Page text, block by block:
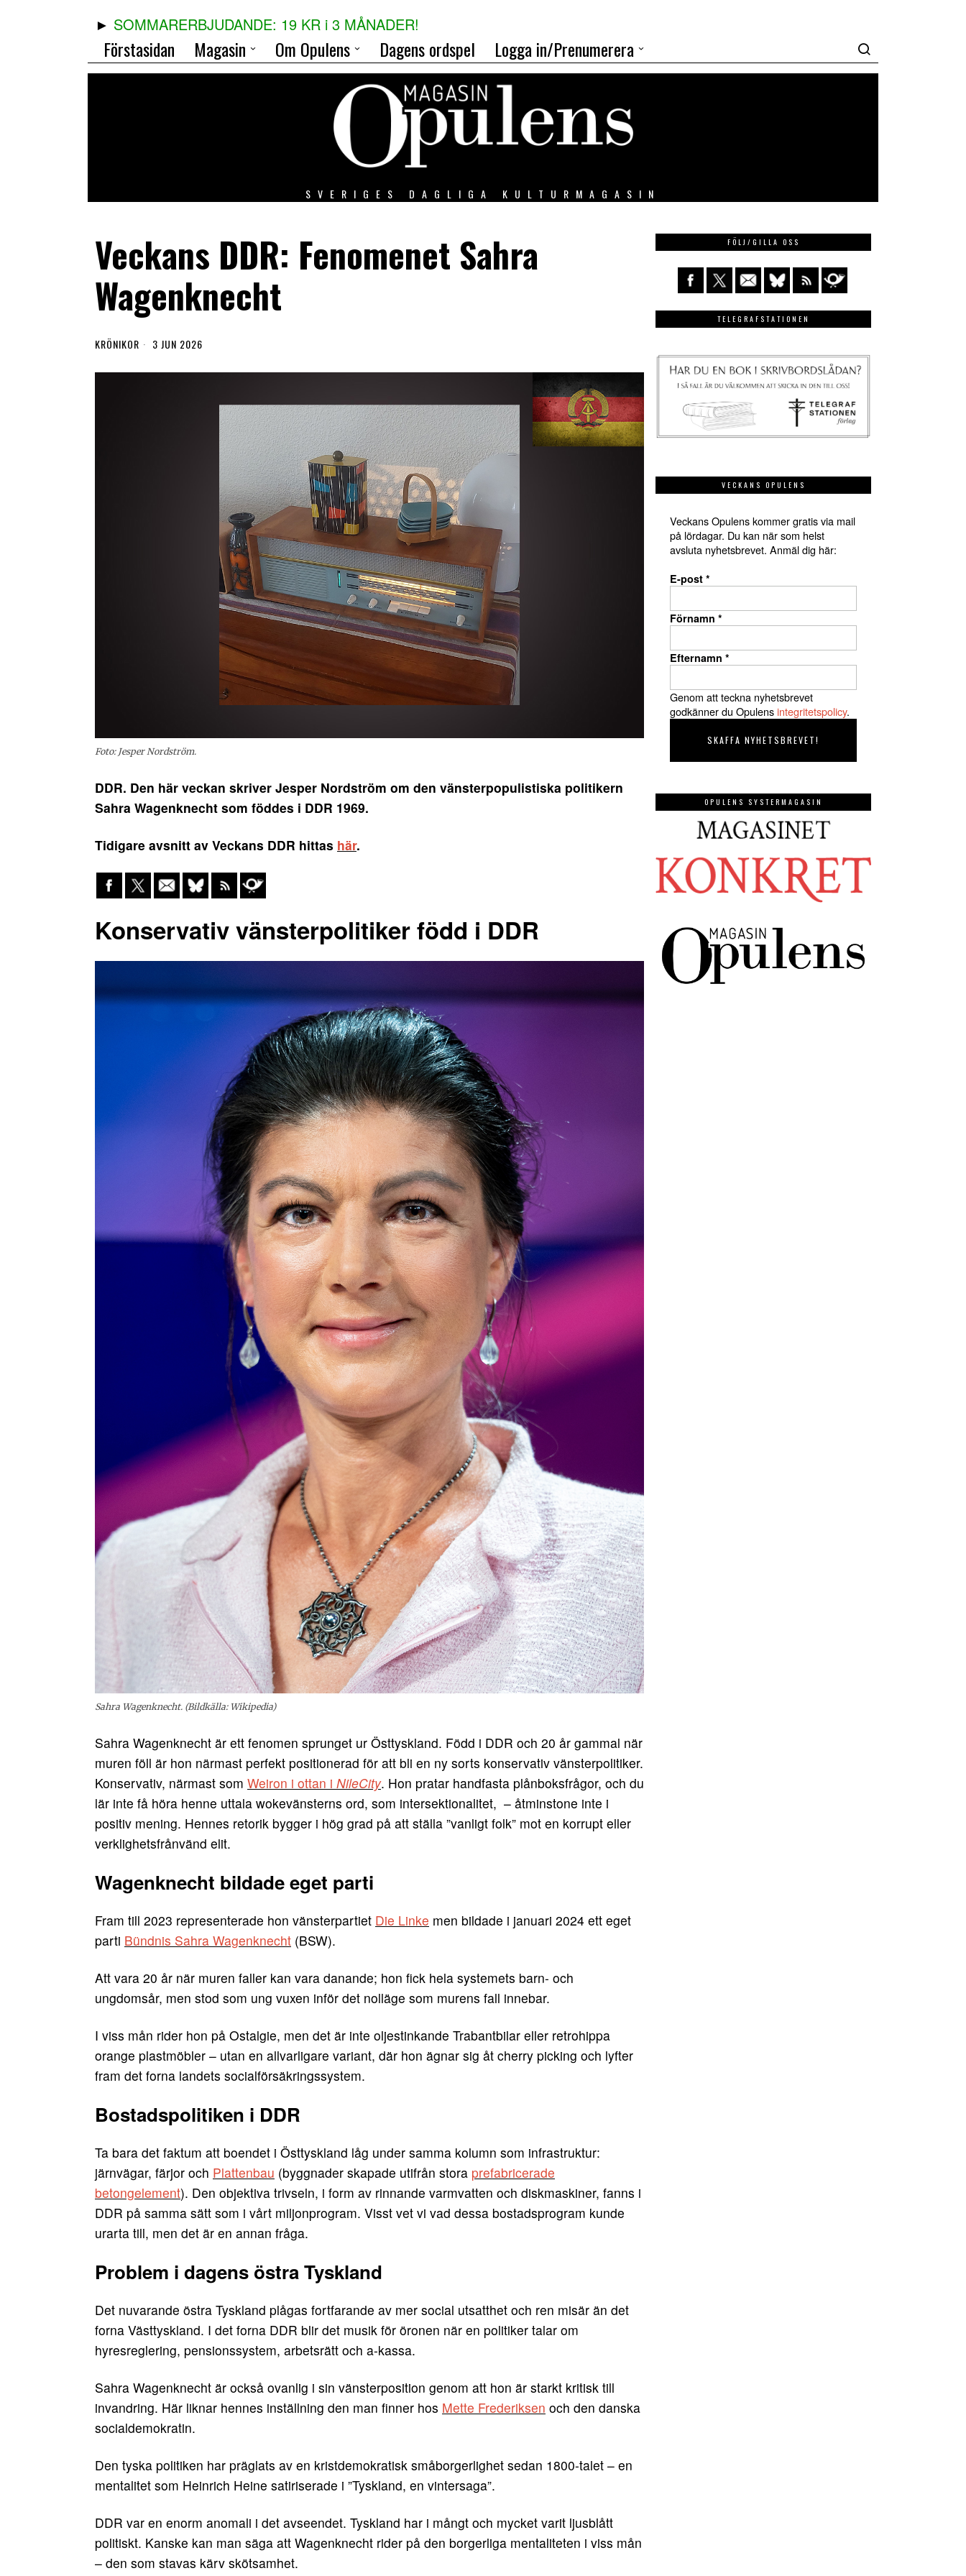
SOMMARERBJUDANDE: 19 KR i 3 MÅNADER!
Förstasidan Magasin Om Opulens Dagens ordspel Logga in/Prenumerera
SVERIGES DAGLIGA KULTURMAGASIN
Veckans DDR: Fenomenet Sahra
Wagenknecht
KRÖNIKOR 3 JUN 2026
Foto: Jesper Nordström.
DDR. Den här veckan skriver Jesper Nordström om den vänsterpopulistiska politikern
Sahra Wagenknecht som föddes i DDR 1969.
Tidigare avsnitt av Veckans DDR hittas här.
Konservativ vänsterpolitiker född i DDR
Sahra Wagenknecht. (Bildkälla: Wikipedia)
Sahra Wagenknecht är ett fenomen sprunget ur Östtyskland. Född i DDR och 20 år gammal när
muren föll är hon närmast perfekt positionerad för att bli en ny sorts konservativ vänsterpolitiker.
Konservativ, närmast som Weiron i ottan i NileCity. Hon pratar handfasta plånboksfrågor, och du
lär inte få höra henne uttala wokevänsterns ord, som intersektionalitet, – åtminstone inte i
positiv mening. Hennes retorik bygger i hög grad på att ställa ”vanligt folk” mot en korrupt eller
verklighetsfrånvänd elit.
Wagenknecht bildade eget parti
Fram till 2023 representerade hon vänsterpartiet Die Linke men bildade i januari 2024 ett eget
parti Bündnis Sahra Wagenknecht (BSW).
Att vara 20 år när muren faller kan vara danande; hon fick hela systemets barn- och
ungdomsår, men stod som ung vuxen inför det nolläge som murens fall innebar.
I viss mån rider hon på Ostalgie, men det är inte oljestinkande Trabantbilar eller retrohippa
orange plastmöbler – utan en allvarligare variant, där hon ägnar sig åt cherry picking och lyfter
fram det forna landets socialförsäkringssystem.
Bostadspolitiken i DDR
Ta bara det faktum att boendet i Östtyskland låg under samma kolumn som infrastruktur:
järnvägar, färjor och Plattenbau (byggnader skapade utifrån stora prefabricerade
betongelement). Den objektiva trivseln, i form av rinnande varmvatten och diskmaskiner, fanns i
DDR på samma sätt som i vårt miljonprogram. Visst vet vi vad dessa bostadsprogram kunde
urarta till, men det är en annan fråga.
Problem i dagens östra Tyskland
Det nuvarande östra Tyskland plågas fortfarande av mer social utsatthet och ren misär än det
forna Västtyskland. I det forna DDR blir det musik för öronen när en politiker talar om
hyresreglering, pensionssystem, arbetsrätt och a-kassa.
Sahra Wagenknecht är också ovanlig i sin vänsterposition genom att hon är starkt kritisk till
invandring. Här liknar hennes inställning den man finner hos Mette Frederiksen och den danska
socialdemokratin.
Den tyska politiken har präglats av en kristdemokratisk småborgerlighet sedan 1800-talet – en
mentalitet som Heinrich Heine satiriserade i ”Tyskland, en vintersaga”.
DDR var en enorm anomali i det avseendet. Tyskland har i mångt och mycket varit ljusblått
politiskt. Kanske kan man säga att Wagenknecht rider på den borgerliga mentaliteten i viss mån
– den som stavas kärv skötsamhet.
FÖLJ/GILLA OSS
TELEGRAFSTATIONEN
VECKANS OPULENS
Veckans Opulens kommer gratis via mail
på lördagar. Du kan när som helst
avsluta nyhetsbrevet. Anmäl dig här:
E-post *
Förnamn *
Efternamn *
Genom att teckna nyhetsbrevet
godkänner du Opulensintegritetspolicy.
OPULENS SYSTERMAGASIN